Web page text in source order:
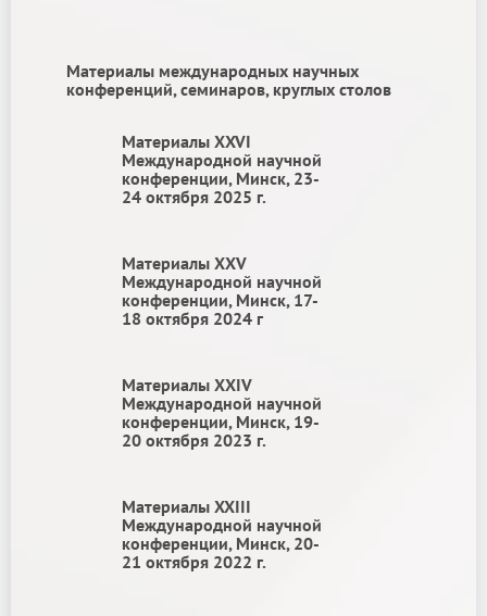
Материалы международных научных
конференций, семинаров, круглых столов
Материалы ХXVI
Международной научной
конференции, Минск, 23-
24 октября 2025 г.
Материалы ХХV
Международной научной
конференции, Минск, 17-
18 октября 2024 г
Материалы ХХIV
Международной научной
конференции, Минск, 19-
20 октября 2023 г.
Материалы XXIII
Международной научной
конференции, Минск, 20-
21 октября 2022 г.